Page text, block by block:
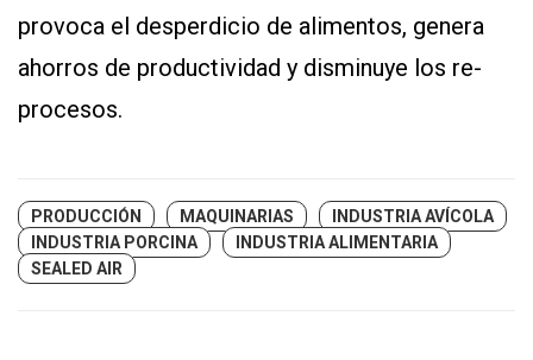
provoca el desperdicio de alimentos, genera
ahorros de productividad y disminuye los re-
procesos.
PRODUCCIÓN MAQUINARIAS
INDUSTRIA AVÍCOLA
INDUSTRIA PORCINA
INDUSTRIA ALIMENTARIA
SEALED AIR